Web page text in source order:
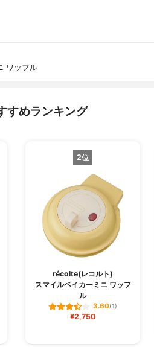
ワッフル
すめランキング
2位
récolte(レコルト)
スマイルベイカーミニ ワッフ
ル
3.60(1)
¥2,750